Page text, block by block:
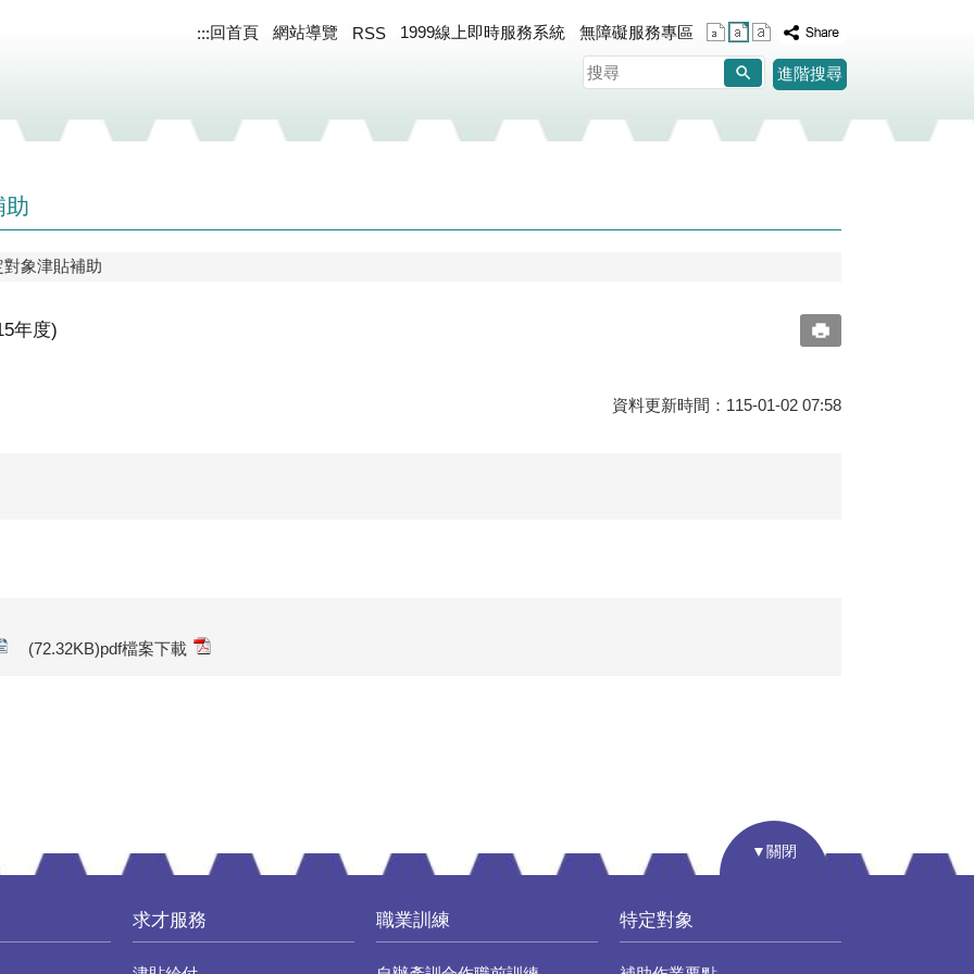
:::回首頁 網站導覽 RSS 1999線上即時服務系統
無障礙服務專區
搜
尋
進階搜尋
助
對象津貼補助
年度)
資料更新時間：115-01-02 07:58
(72.32KB)pdf檔案下載
▼關閉
求才服務 職業訓練 特定對象